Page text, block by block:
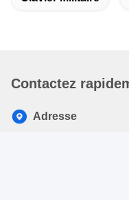
Contactez
Adresse